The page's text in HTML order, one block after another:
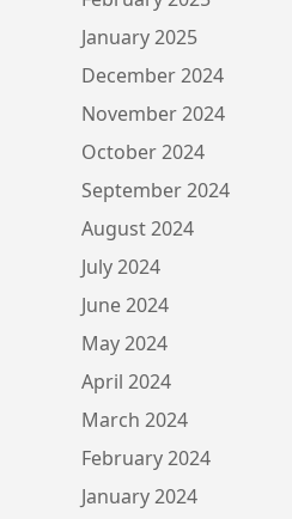
January 2025
December 2024
November 2024
October 2024
September 2024
August 2024
July 2024
June 2024
May 2024
April 2024
March 2024
February 2024
January 2024